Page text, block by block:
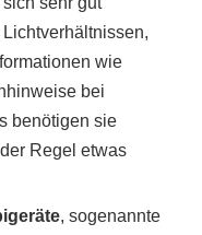
wie
bei
benötigen sie
Regel etwas
, sogenannte